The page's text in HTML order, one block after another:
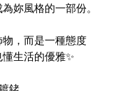
妳風格的一部份。
，而是一種態度
生活的優雅✨
銠